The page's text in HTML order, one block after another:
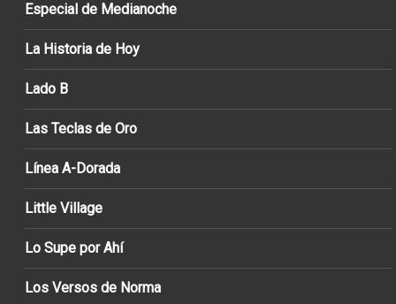
Especial de Medianoche
La Historia de Hoy
Lado B
Las Teclas de Oro
Línea A-Dorada
Little Village
Lo Supe por Ahí
Los Versos de Norma